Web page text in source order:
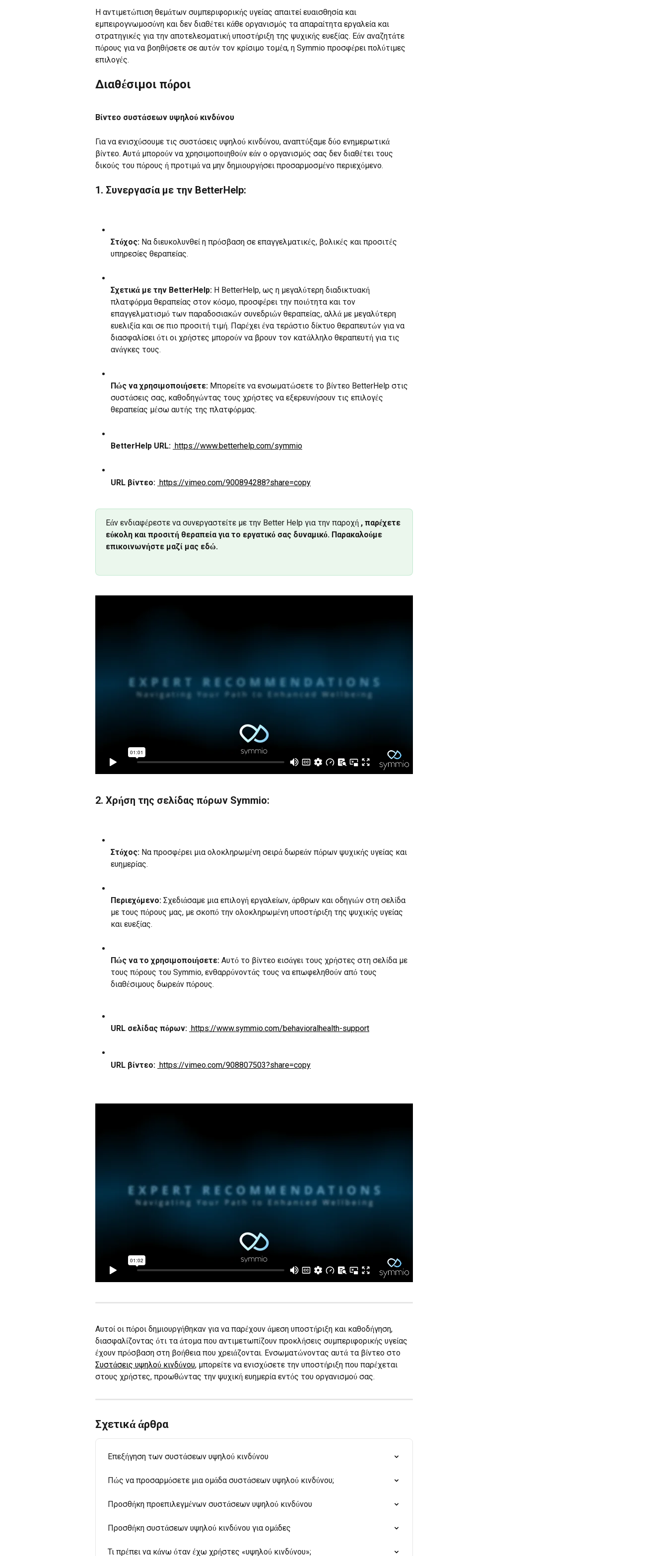
Η αντιμετώπιση θεμάτων συμπεριφορικής υγείας απαιτεί ευαισθησία και
εμπειρογνωμοσύνη και δεν διαθέτει κάθε οργανισμός τα απαραίτητα εργαλεία και
στρατηγικές για την αποτελεσματική υποστήριξη της ψυχικής ευεξίας. Εάν αναζητάτε
πόρους για να βοηθήσετε σε αυτόν τον κρίσιμο τομέα, η Symmio προσφέρει πολύτιμες
επιλογές.
Διαθέσιμοι πόροι
Βίντεο συστάσεων υψηλού κινδύνου
Για να ενισχύσουμε τις συστάσεις υψηλού κινδύνου, αναπτύξαμε δύο ενημερωτικά
βίντεο. Αυτά μπορούν να χρησιμοποιηθούν εάν ο οργανισμός σας δεν διαθέτει τους
δικούς του πόρους ή προτιμά να μην δημιουργήσει προσαρμοσμένο περιεχόμενο.
1. Συνεργασία με την BetterHelp:
Στόχος: Να διευκολυνθεί η πρόσβαση σε επαγγελματικές, βολικές και προσιτές
υπηρεσίες θεραπείας.
Σχετικά με την BetterHelp: Η BetterHelp, ως η μεγαλύτερη διαδικτυακή
πλατφόρμα θεραπείας στον κόσμο, προσφέρει την ποιότητα και τον
επαγγελματισμό των παραδοσιακών συνεδριών θεραπείας, αλλά με μεγαλύτερη
ευελιξία και σε πιο προσιτή τιμή. Παρέχει ένα τεράστιο δίκτυο θεραπευτών για να
διασφαλίσει ότι οι χρήστες μπορούν να βρουν τον κατάλληλο θεραπευτή για τις
ανάγκες τους.
Πώς να χρησιμοποιήσετε: Μπορείτε να ενσωματώσετε το βίντεο BetterHelp στις
συστάσεις σας, καθοδηγώντας τους χρήστες να εξερευνήσουν τις επιλογές
θεραπείας μέσω αυτής της πλατφόρμας.
BetterHelp URL: https://www.betterhelp.com/symmio
URL βίντεο: https://vimeo.com/900894288?share=copy
Εάν ενδιαφέρεστε να συνεργαστείτε με την Better Help για την παροχή , παρέχετε
εύκολη και προσιτή θεραπεία για το εργατικό σας δυναμικό. Παρακαλούμε
επικοινωνήστε μαζί μας εδώ.
2. Χρήση της σελίδας πόρων Symmio:
Στόχος: Να προσφέρει μια ολοκληρωμένη σειρά δωρεάν πόρων ψυχικής υγείας και
ευημερίας.
Περιεχόμενο: Σχεδιάσαμε μια επιλογή εργαλείων, άρθρων και οδηγιών στη σελίδα
με τους πόρους μας, με σκοπό την ολοκληρωμένη υποστήριξη της ψυχικής υγείας
και ευεξίας.
Πώς να το χρησιμοποιήσετε: Αυτό το βίντεο εισάγει τους χρήστες στη σελίδα με
τους πόρους του Symmio, ενθαρρύνοντάς τους να επωφεληθούν από τους
διαθέσιμους δωρεάν πόρους.
URL σελίδας πόρων: https://www.symmio.com/behavioralhealth-support
URL βίντεο: https://vimeo.com/908807503?share=copy
Αυτοί οι πόροι δημιουργήθηκαν για να παρέχουν άμεση υποστήριξη και καθοδήγηση,
διασφαλίζοντας ότι τα άτομα που αντιμετωπίζουν προκλήσεις συμπεριφορικής υγείας
έχουν πρόσβαση στη βοήθεια που χρειάζονται. Ενσωματώνοντας αυτά τα βίντεο στο
Συστάσεις υψηλού κινδύνου, μπορείτε να ενισχύσετε την υποστήριξη που παρέχεται
στους χρήστες, προωθώντας την ψυχική ευημερία εντός του οργανισμού σας.
Σχετικά άρθρα
Επεξήγηση των συστάσεων υψηλού κινδύνου
Πώς να προσαρμόσετε μια ομάδα συστάσεων υψηλού κινδύνου;
Προσθήκη προεπιλεγμένων συστάσεων υψηλού κινδύνου
Προσθήκη συστάσεων υψηλού κινδύνου για ομάδες
Τι πρέπει να κάνω όταν έχω χρήστες «υψηλού κινδύνου»;